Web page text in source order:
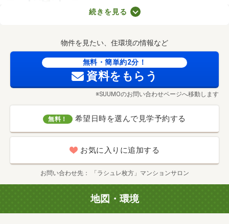
3LDK+2WIC
専有面積
69.27m
タイプ
間取り
3LDK+2WIC
専有面積
66.97m 2
価格 5,108万円
タイプ
F
専有面積
73.14m
続きを見る
物件を見たい、住環境の情報など
無料・簡単約2分！
資料をもらう
※SUUMOのお問い合わせページへ移動します
無料！ 希望日時を選んで見学予約する
お気に入りに追加する
お問い合わせ先 「ラシュレ枚方」マンションサロン
地図・環境